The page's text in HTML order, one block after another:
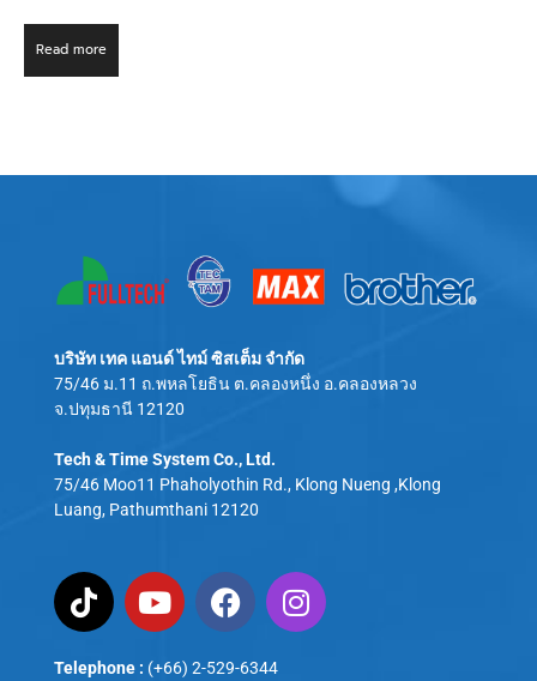
Read more
บริษัท เทค แอนด์ ไทม์ ซิสเต็ม จำกัด
75/46 ม.11 ถ.พหลโยธิน ต.คลองหนึ่ง อ.คลองหลวง
จ.ปทุมธานี 12120
Tech & Time System Co., Ltd.
75/46 Moo11 Phaholyothin Rd., Klong Nueng ,Klong
Luang, Pathumthani 12120
Telephone : (+66) 2-529-6344